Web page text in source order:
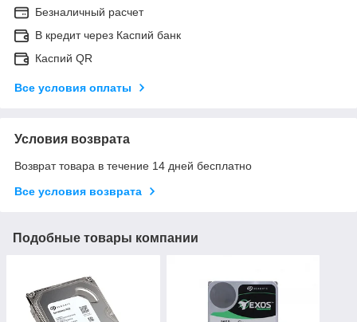
Безналичный расчет
В кредит через Каспий банк
Каспий QR
Все условия оплаты
Условия возврата
Возврат товара в течение 14 дней бесплатно
Все условия возврата
Подобные товары компании